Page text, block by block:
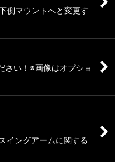
側マウントへと変更す
さい！※画像はオプショ
イングアームに関する